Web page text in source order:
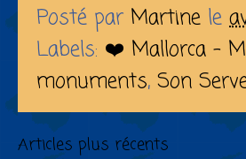
Posté par Martine le
Labels: ❤️ Mallorca -
monuments, Son
Articles plus récents